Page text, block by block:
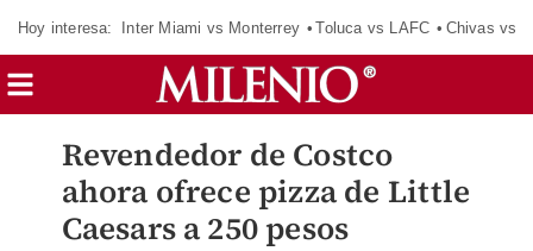
Hoy interesa: Inter Miami vs Monterrey Toluca vs LAFC Chivas vs
Revendedor de Costco
ahora ofrece pizza de Little
Caesars a 250 pesos